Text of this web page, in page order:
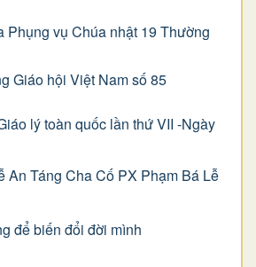
Phụng vụ Chúa nhật 19 Thường
Giáo hội Việt Nam số 85
lý toàn quốc lần thứ VII -Ngày
An Táng Cha Cố PX Phạm Bá Lễ
để biến đổi đời mình